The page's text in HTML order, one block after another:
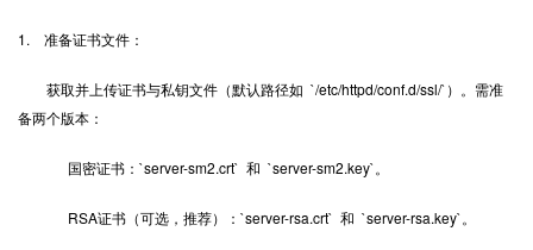
1. 准备证书文件：
获取并上传证书与私钥文件（默认路径如 `/etc/httpd/conf.d/ssl/`）。需准
备两个版本：
国密证书：`server-sm2.crt` 和 `server-sm2.key`。
RSA证书（可选，推荐）：`server-rsa.crt` 和 `server-rsa.key`。